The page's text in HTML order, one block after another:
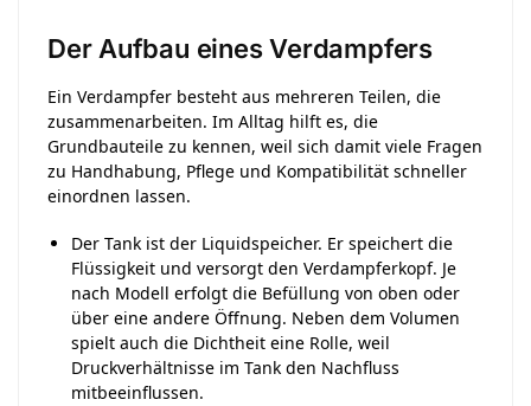
Der Aufbau eines Verdampfers
Ein Verdampfer besteht aus mehreren Teilen, die
zusammenarbeiten. Im Alltag hilft es, die
Grundbauteile zu kennen, weil sich damit viele Fragen
zu Handhabung, Pflege und Kompatibilität schneller
einordnen lassen.
Der Tank ist der Liquidspeicher. Er speichert die
Flüssigkeit und versorgt den Verdampferkopf. Je
nach Modell erfolgt die Befüllung von oben oder
über eine andere Öffnung. Neben dem Volumen
spielt auch die Dichtheit eine Rolle, weil
Druckverhältnisse im Tank den Nachfluss
mitbeeinflussen.